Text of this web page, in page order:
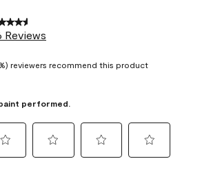
Reviews
reviewers recommend this product
performed.